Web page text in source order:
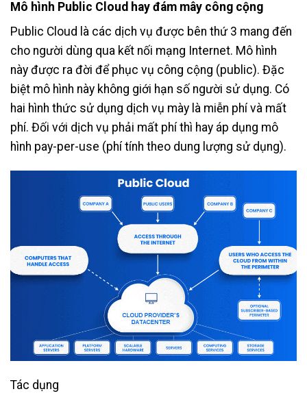
Mô hình Public Cloud hay đám mây công cộng
Public Cloud là các dịch vụ được bên thứ 3 mang đến
cho người dùng qua kết nối mạng Internet. Mô hình
này được ra đời để phục vụ công cộng (public). Đặc
biệt mô hình này không giới hạn số người sử dụng. Có
hai hình thức sử dụng dịch vụ mày là miễn phí và mất
phí. Đối với dịch vụ phải mất phí thì hay áp dụng mô
hình pay-per-use (phí tính theo dung lượng sử dụng).
Tác dụng